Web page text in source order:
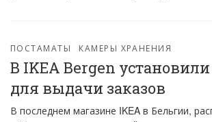
ПОСТАМАТЫ КАМЕРЫ ХРАНЕНИЯ
В IKEA Bergen
для выдачи заказов
В последнем магазине IKEA в Бельгии,